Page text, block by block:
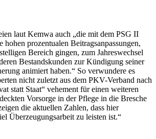
laut Kemwa auch „die mit dem PSG II
hohen prozentualen Beitragsanpassungen,
Bereich gingen, zum Jahreswechsel
Bestandskunden zur Kündigung seiner
animiert haben.“ So verwundere es
nicht zuletzt aus dem PKV-Verband nach
statt Staat“ vehement für einen weiteren
Vorsorge in der Pflege in die Bresche
die aktuellen Zahlen, dass hier
Überzeugungsarbeit zu leisten ist.“